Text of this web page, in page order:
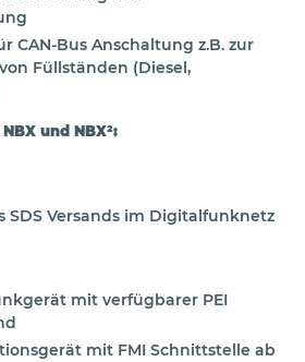
CAN-Bus Anschaltung z.B. zur
Füllständen (Diesel,
und NBX²:
SDS Versands im Digitalfunknetz
mit verfügbarer PEI
mit FMI Schnittstelle ab